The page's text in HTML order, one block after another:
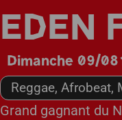
EDEN
Dimanche 09/08
Reggae, Afrobeat,
Grand gagnant du